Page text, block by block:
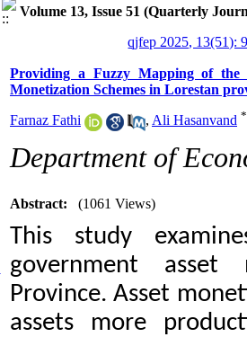
Volume 13, Issue 51 (Quarterly
qjfep 2025, 13(51):
Providing a Fuzzy Mapping of the
Monetization Schemes in Lorestan
Farnaz Fathi , Ali Hasanvand *
Department of
Abstract: (1061 Views)
This study
government asset
Province. Asset
assets more